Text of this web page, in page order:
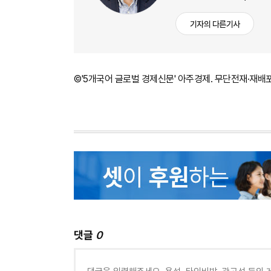
기자의 다른기사
©'5개국어 글로벌 경제신문' 아주경제. 무단전재·재배
댓글 0